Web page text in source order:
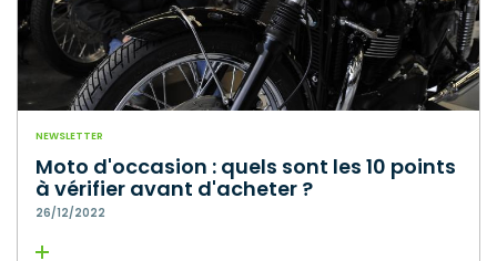
NEWSLETTER
Moto d'occasion : quels sont les 10 points
à vérifier avant d'acheter ?
26/12/2022
Lire la suite